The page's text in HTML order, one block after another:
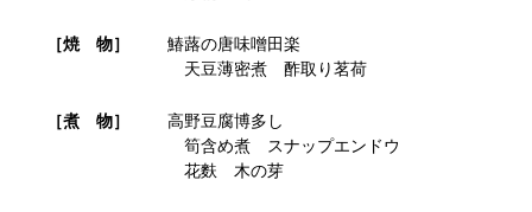
［焼 物］
鰆蕗の唐味噌田楽
天豆薄密煮 酢取り茗荷
［煮 物］
高野豆腐博多し
筍含め煮 スナップエンドウ
花麩 木の芽